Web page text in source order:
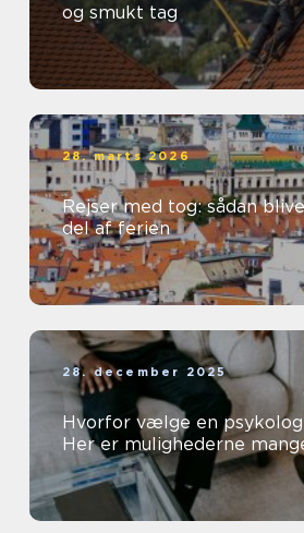
og smukt tag
28. marts 2026
Rejser med tog: sådan
del af ferien
28. december 2025
Hvorfor vælge en psykolog
Her er mulighederne